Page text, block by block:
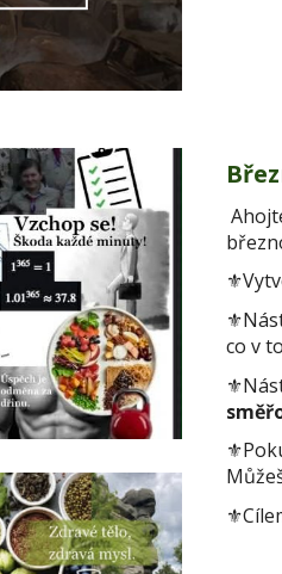
co v